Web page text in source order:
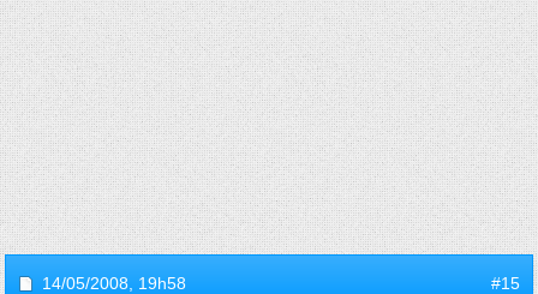
14/05/2008, 19h58 #15